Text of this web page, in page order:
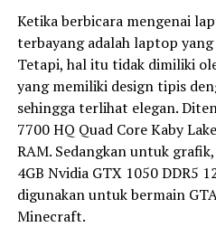
Ketika berbicara mengenai
terbayang adalah laptop
Tetapi, hal itu tidak dimiliki
yang memiliki design tipis
sehingga terlihat elegan.
7700 HQ Quad Core Kaby
RAM. Sedangkan untuk
4GB Nvidia GTX 1050 DDR5
digunakan untuk bermain
Minecraft.